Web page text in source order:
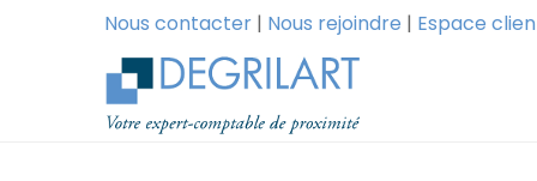
Nous contacter | Nous rejoindre | Espace